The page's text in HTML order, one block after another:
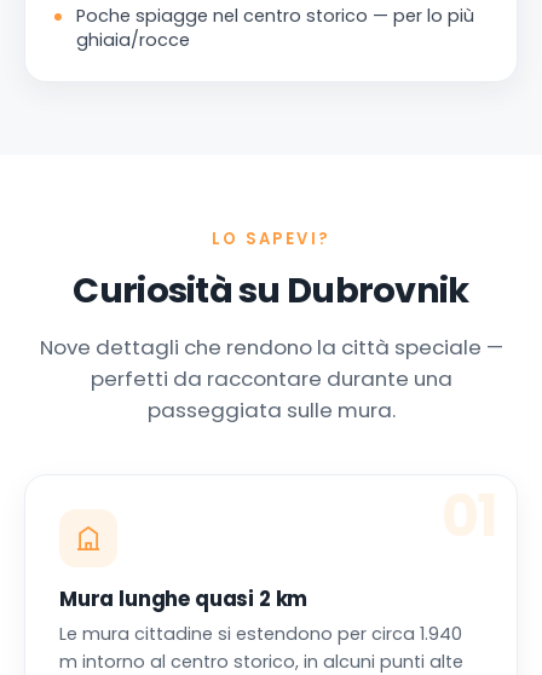
Poche spiagge nel centro storico — per lo più
ghiaia/rocce
LO SAPEVI?
Curiosità su Dubrovnik
Nove dettagli che rendono la città speciale —
perfetti da raccontare durante una
passeggiata sulle mura.
Mura lunghe quasi 2 km
Le mura cittadine si estendono per circa 1.940
m intorno al centro storico, in alcuni punti alte